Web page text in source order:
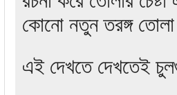
কোনো নতুন তরঙ্গ
এই দেখতে দেখতেই